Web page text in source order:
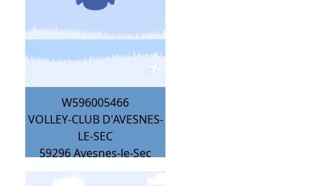
W596005466
VOLLEY-CLUB D'AVESNES-
LE-SEC
59296Avesnes-le-Sec